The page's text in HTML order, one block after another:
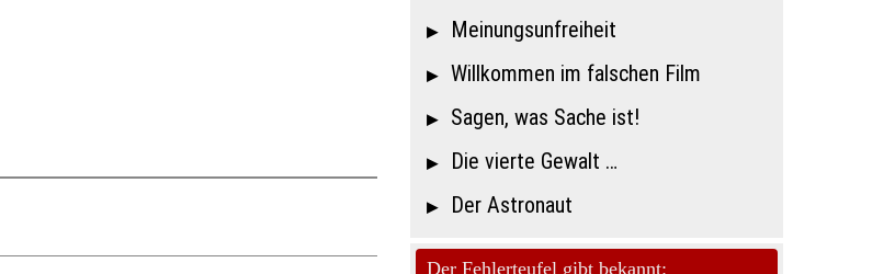
Meinungsunfreiheit
Willkommen im falschen Film
Sagen, was Sache ist!
Die vierte Gewalt …
Der Astronaut
Der Fehlerteufel gibt bekannt: